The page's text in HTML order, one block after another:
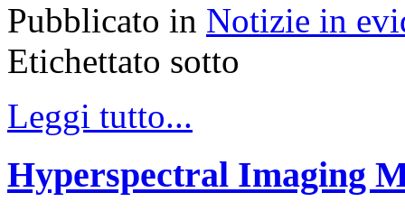
Pubblicato in Notizie in
Etichettato sotto
Leggi tutto...
Hyperspectral Imaging